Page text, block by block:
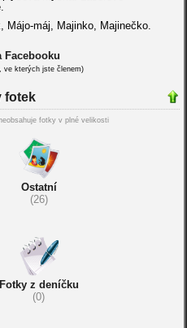
Májo-máj, Majinko, Majinečko.
Facebooku
ve kterých jste členem)
fotek
fotky v plné velikosti
Ostatní
(26)
Fotky z deníčku
(0)